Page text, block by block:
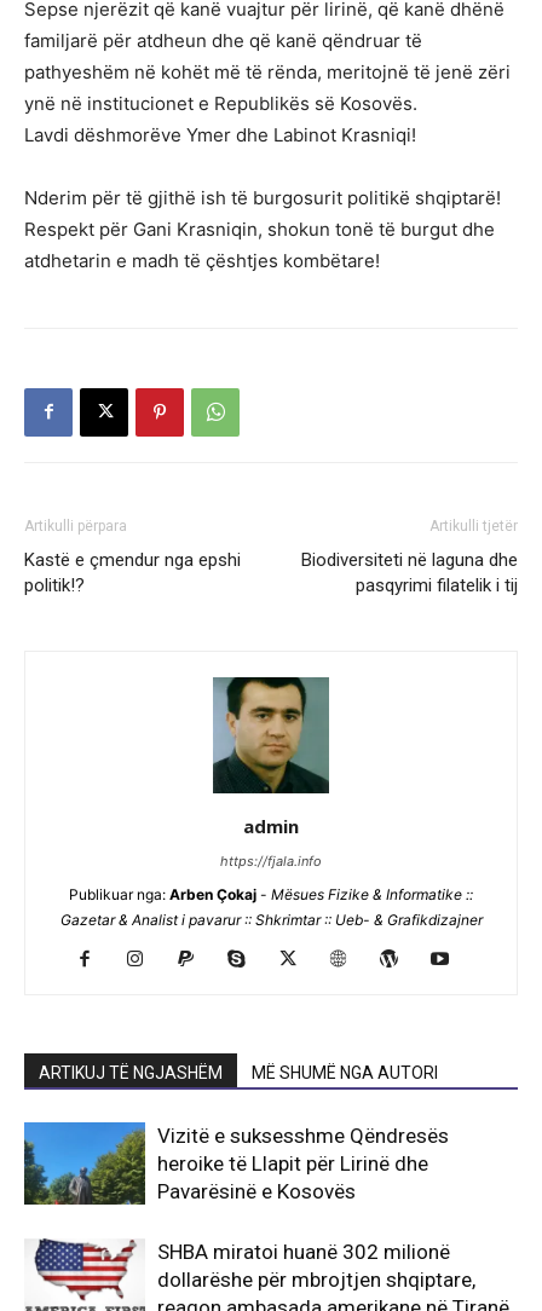
Sepse njerëzit që kanë vuajtur për lirinë, që kanë dhënë
familjarë për atdheun dhe që kanë qëndruar të
pathyeshëm në kohët më të rënda, meritojnë të jenë zëri
ynë në institucionet e Republikës së Kosovës.
Lavdi dëshmorëve Ymer dhe Labinot Krasniqi!
Nderim për të gjithë ish të burgosurit politikë shqiptarë!
Respekt për Gani Krasniqin, shokun tonë të burgut dhe
atdhetarin e madh të çështjes kombëtare!
Artikulli përpara
Kastë e çmendur nga epshi
politik!?
Artikulli tjetër
Biodiversiteti në laguna dhe
pasqyrimi filatelik i tij
admin
https://fjala.info
Publikuar nga: Arben Çokaj - Mësues Fizike & Informatike ::
Gazetar & Analist i pavarur :: Shkrimtar :: Ueb- & Grafikdizajner
ARTIKUJ TË NGJASHËM MË SHUMË NGA AUTORI
Vizitë e suksesshme Qëndresës
heroike të Llapit për Lirinë dhe
Pavarësinë e Kosovës
SHBA miratoi huanë 302 milionë
dollarëshe për mbrojtjen shqiptare,